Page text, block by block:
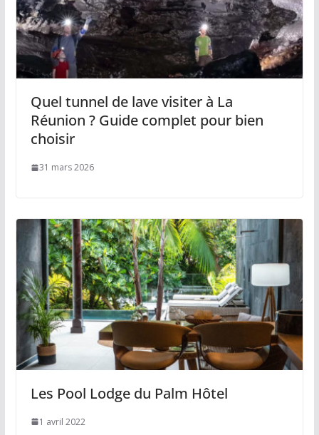
Quel tunnel de lave visiter à La
Réunion ? Guide complet pour bien
choisir
31 mars 2026
Les Pool Lodge du Palm Hôtel
1 avril 2022